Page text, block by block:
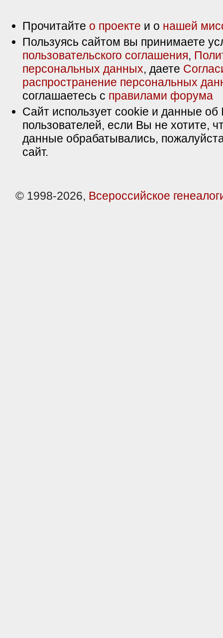
Прочитайте о проекте и о нашей
Пользуясь сайтом вы принимаете
пользовательского соглашения,
персональных данных, даете
распространение персональных
соглашаетесь с правилами форума
Сайт использует cookie и данные об
пользователей, если Вы не хотите,
данные обрабатывались,
сайт.
© 1998-2026, Всероссийское